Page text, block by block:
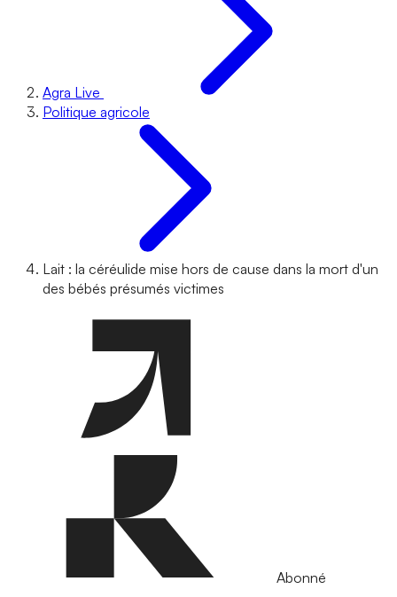
Agra Live
Politique agricole
Lait : la céréulide mise hors de cause dans la mort d'un
des bébés présumés victimes
Abonné